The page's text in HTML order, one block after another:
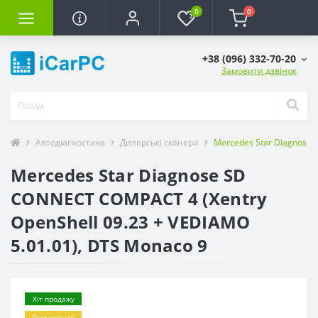
0 0
+38 (096) 332-70-20
Замовити дзвінок
Автодіагностика Дилерські сканери Mercedes Star Diagnose
Mercedes Star Diagnose SD
CONNECT COMPACT 4 (Xentry
OpenShell 09.23 + VEDIAMO
5.01.01), DTS Monaco 9
Хіт продажу